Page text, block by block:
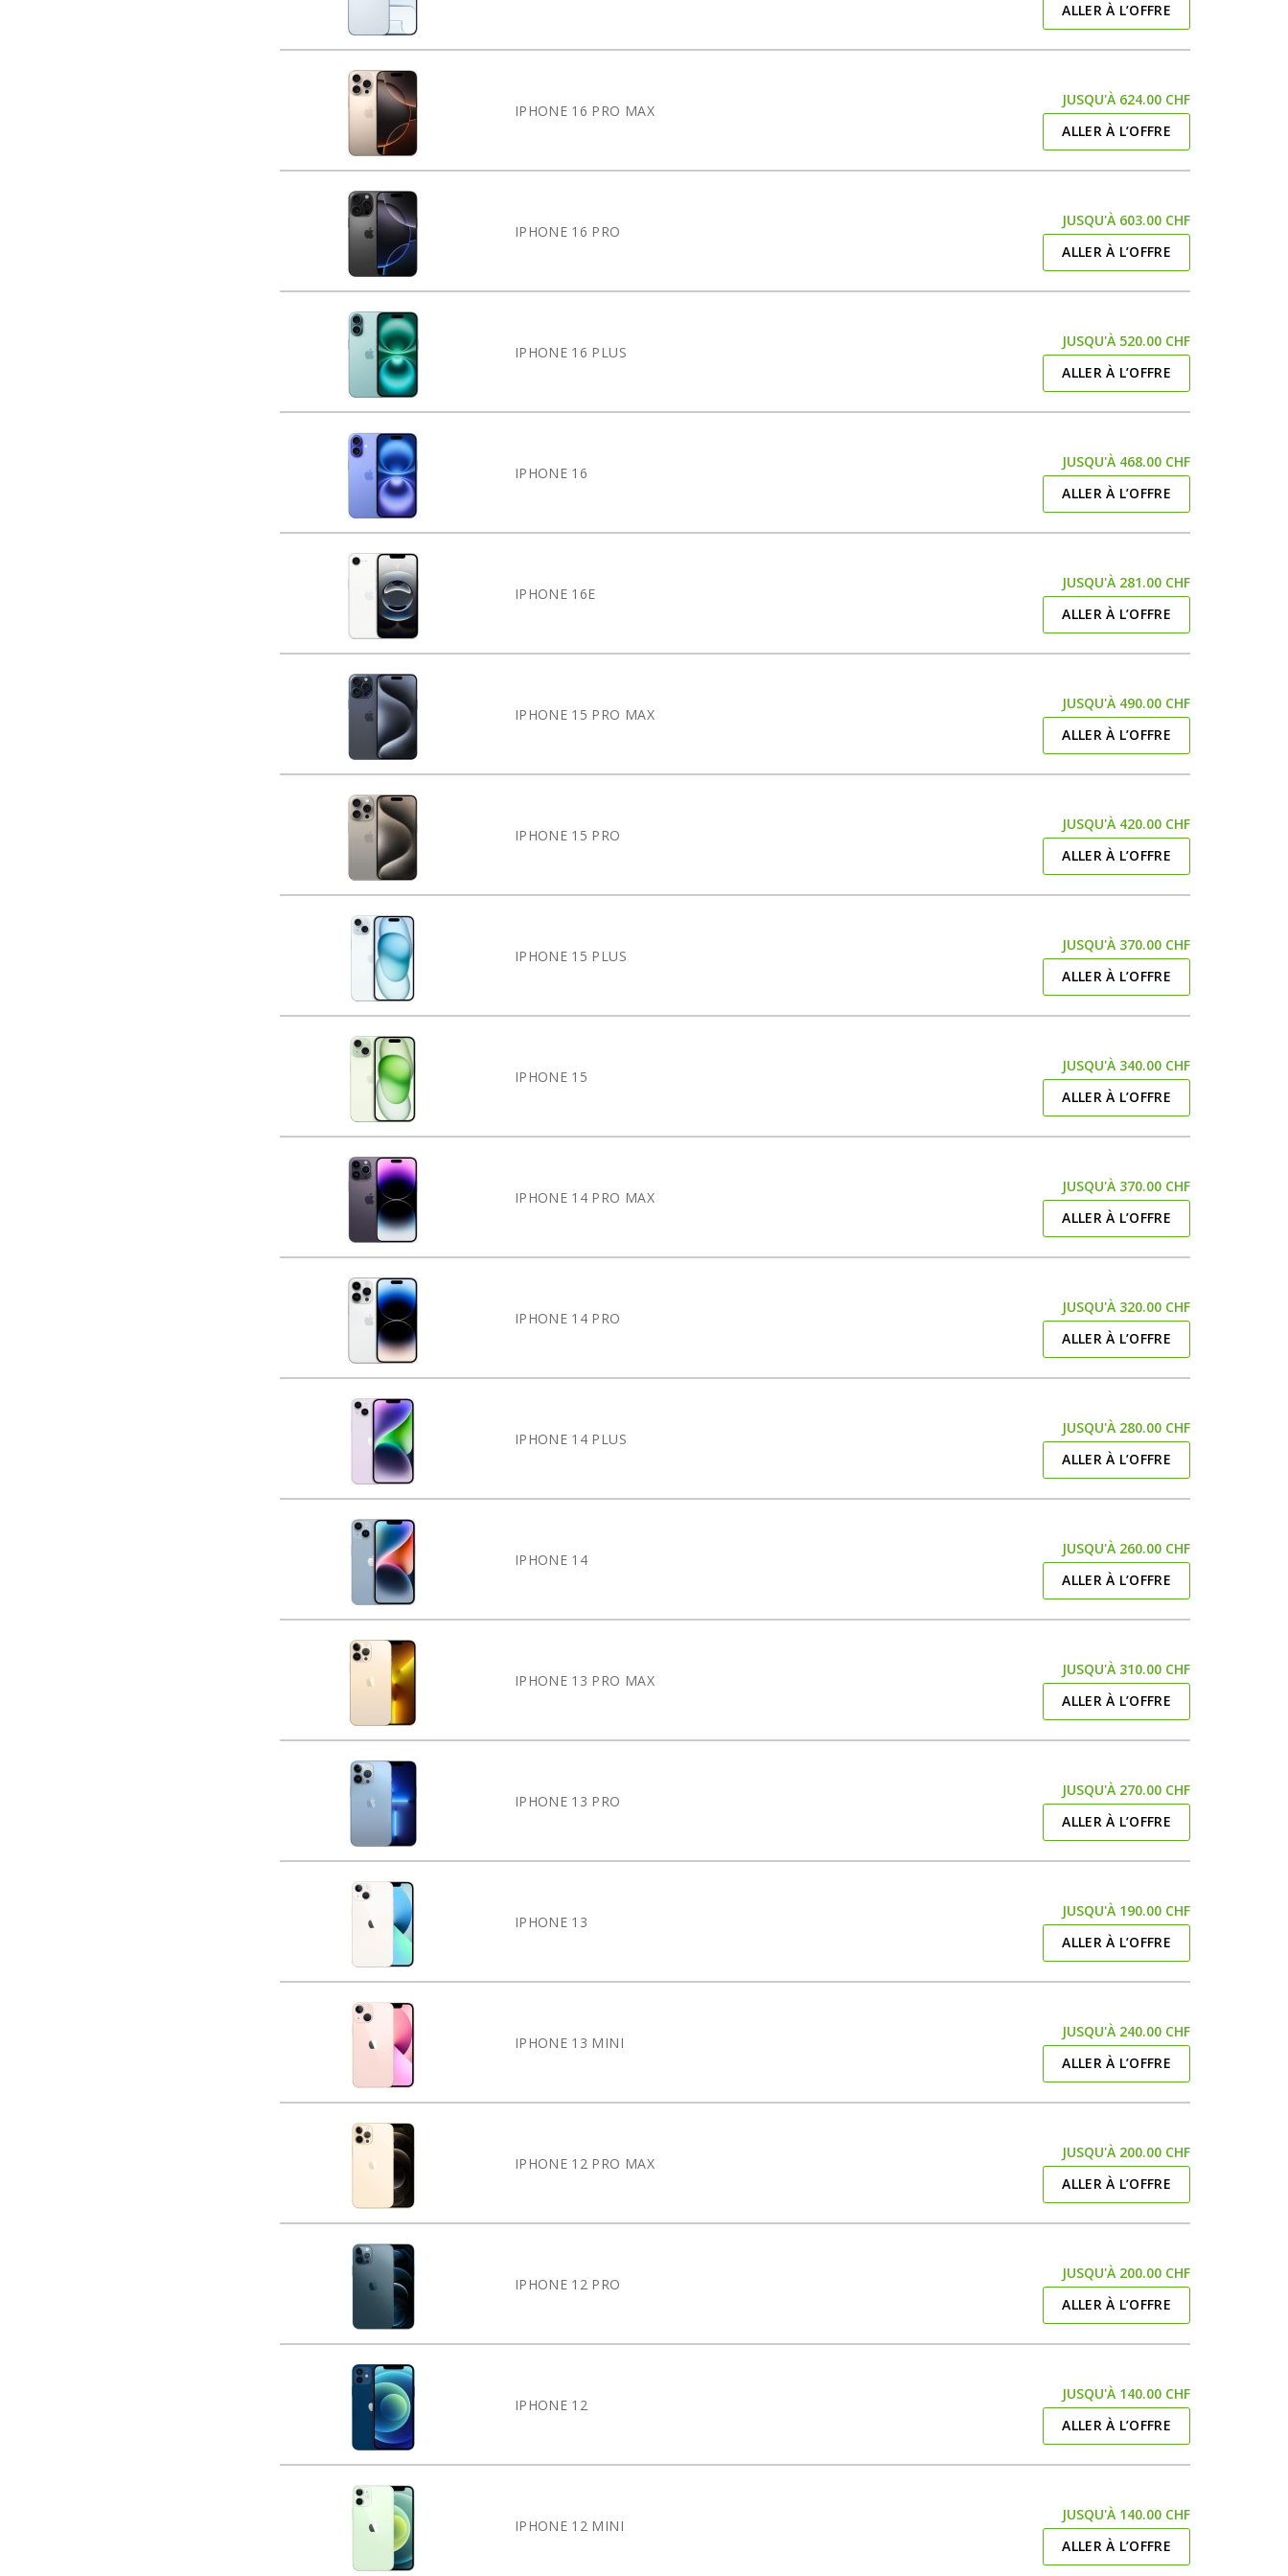
ALLER À L’OFFRE
IPHONE 16 PRO MAX
JUSQU'À 624.00 CHF
ALLER À L’OFFRE
IPHONE 16 PRO
JUSQU'À 603.00 CHF
ALLER À L’OFFRE
IPHONE 16 PLUS
JUSQU'À 520.00 CHF
ALLER À L’OFFRE
IPHONE 16
JUSQU'À 468.00 CHF
ALLER À L’OFFRE
IPHONE 16E
JUSQU'À 281.00 CHF
ALLER À L’OFFRE
IPHONE 15 PRO MAX
JUSQU'À 490.00 CHF
ALLER À L’OFFRE
IPHONE 15 PRO
JUSQU'À 420.00 CHF
ALLER À L’OFFRE
IPHONE 15 PLUS
JUSQU'À 370.00 CHF
ALLER À L’OFFRE
IPHONE 15
JUSQU'À 340.00 CHF
ALLER À L’OFFRE
IPHONE 14 PRO MAX
JUSQU'À 370.00 CHF
ALLER À L’OFFRE
IPHONE 14 PRO
JUSQU'À 320.00 CHF
ALLER À L’OFFRE
IPHONE 14 PLUS
JUSQU'À 280.00 CHF
ALLER À L’OFFRE
IPHONE 14
JUSQU'À 260.00 CHF
ALLER À L’OFFRE
IPHONE 13 PRO MAX
JUSQU'À 310.00 CHF
ALLER À L’OFFRE
IPHONE 13 PRO
JUSQU'À 270.00 CHF
ALLER À L’OFFRE
IPHONE 13
JUSQU'À 190.00 CHF
ALLER À L’OFFRE
IPHONE 13 MINI
JUSQU'À 240.00 CHF
ALLER À L’OFFRE
IPHONE 12 PRO MAX
JUSQU'À 200.00 CHF
ALLER À L’OFFRE
IPHONE 12 PRO
JUSQU'À 200.00 CHF
ALLER À L’OFFRE
IPHONE 12
JUSQU'À 140.00 CHF
ALLER À L’OFFRE
IPHONE 12 MINI
JUSQU'À 140.00 CHF
ALLER À L’OFFRE